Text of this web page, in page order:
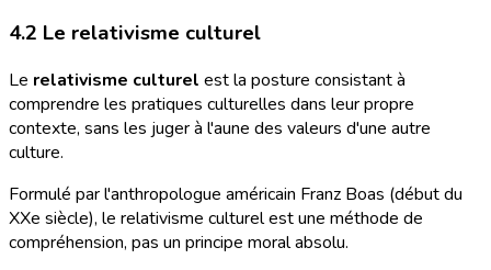
4.2 Le relativisme culturel
Le relativisme culturel est la posture consistant à
comprendre les pratiques culturelles dans leur propre
contexte, sans les juger à l'aune des valeurs d'une autre
culture.
Formulé par l'anthropologue américain Franz Boas (début du
XXe siècle), le relativisme culturel est une méthode de
compréhension, pas un principe moral absolu.